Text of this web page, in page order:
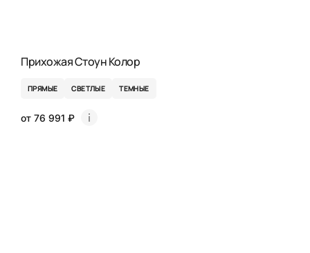
Прихожая Стоун Колор
ПРЯМЫЕ СВЕТЛЫЕ ТЕМНЫЕ
от 76 991 ₽